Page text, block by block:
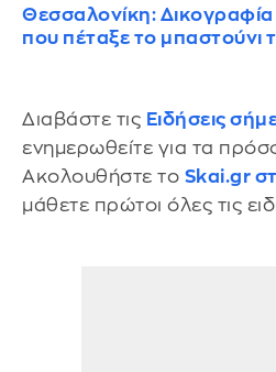
Θεσσαλονίκη:
που πέταξε το μπαστούνι
Διαβάστε τις Ειδήσεις
ενημερωθείτε για τα
Ακολουθήστε το Skai.gr
μάθετε πρώτοι όλες τις